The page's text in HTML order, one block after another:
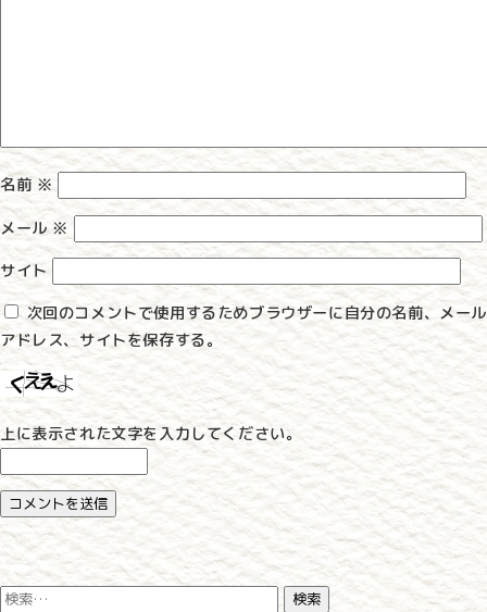
名前 ※
メール ※
サイト
次回のコメントで使用するためブラウザーに自分の名前、メール
アドレス、サイトを保存する。
上に表示された文字を入力してください。
検